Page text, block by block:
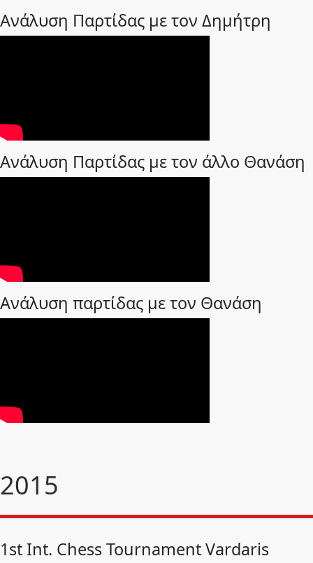
Ανάλυση Παρτίδας με τον Δημήτρη
Ανάλυση Παρτίδας με τον άλλο Θανάση
Ανάλυση παρτίδας με τον Θανάση
2015
1st Int. Chess Tournament Vardaris